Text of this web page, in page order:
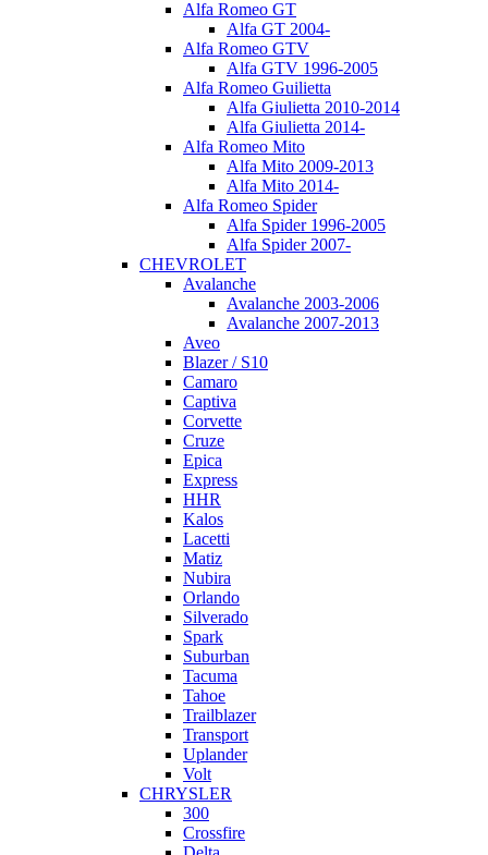
Alfa Romeo GT
Alfa GT 2004-
Alfa Romeo GTV
Alfa GTV 1996-2005
Alfa Romeo Guilietta
Alfa Giulietta 2010-2014
Alfa Giulietta 2014-
Alfa Romeo Mito
Alfa Mito 2009-2013
Alfa Mito 2014-
Alfa Romeo Spider
Alfa Spider 1996-2005
Alfa Spider 2007-
CHEVROLET
Avalanche
Avalanche 2003-2006
Avalanche 2007-2013
Aveo
Blazer / S10
Camaro
Captiva
Corvette
Cruze
Epica
Express
HHR
Kalos
Lacetti
Matiz
Nubira
Orlando
Silverado
Spark
Suburban
Tacuma
Tahoe
Trailblazer
Transport
Uplander
Volt
CHRYSLER
300
Crossfire